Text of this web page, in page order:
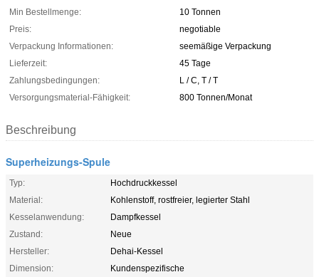
Min Bestellmenge:
10 Tonnen
Preis:
negotiable
Verpackung Informationen:
seemäßige Verpackung
Lieferzeit:
45 Tage
Zahlungsbedingungen:
L / C, T / T
Versorgungsmaterial-Fähigkeit:
800 Tonnen/Monat
Beschreibung
Superheizungs-Spule
Typ:
Hochdruckkessel
Material:
Kohlenstoff, rostfreier, legierter Stahl
Kesselanwendung:
Dampfkessel
Zustand:
Neue
Hersteller:
Dehai-Kessel
Dimension:
Kundenspezifische